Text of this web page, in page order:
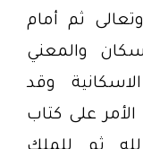
ثم أمام
والمعني
وقد
على كتاب